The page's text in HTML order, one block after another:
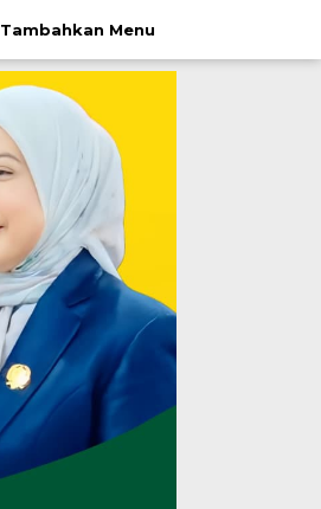
Tambahkan Menu